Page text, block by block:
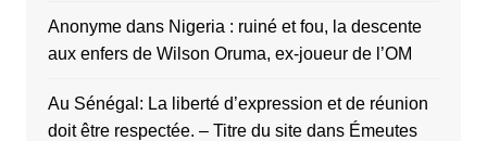
Anonymedans Nigeria : ruiné et fou, la descente
aux enfers de Wilson Oruma, ex-joueur de l’OM
Au Sénégal: La liberté d’expression et de réunion
doit être respectée. – Titre du sitedans Émeutes